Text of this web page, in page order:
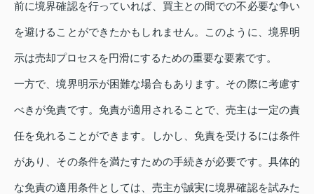
前に境界確認を行っていれば、買主との間での不必要な争い
を避けることができたかもしれません。このように、境界明
示は売却プロセスを円滑にするための重要な要素です。
一方で、境界明示が困難な場合もあります。その際に考慮す
べきが免責です。免責が適用されることで、売主は一定の責
任を免れることができます。しかし、免責を受けるには条件
があり、その条件を満たすための手続きが必要です。具体的
な免責の適用条件としては、売主が誠実に境界確認を試みた